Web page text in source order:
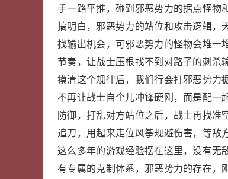
手一路平推，碰到邪恶势力的据点怪物
搞明白，邪恶势力的站位和攻击逻辑，
找输出机会，可邪恶势力的怪物会堆一
节奏，让战士压根找不到对路子的刺杀
摸清这个规律后，我们行会打邪恶势力
不再让战士自个儿冲锋硬刚，而是配一
防御，打乱对方站位之后，战士再找准
追刀，用起来走位风筝规避伤害，等敌
这么多年的游戏经验摆在这里，没有无
有专属的克制体系，邪恶势力的存在，